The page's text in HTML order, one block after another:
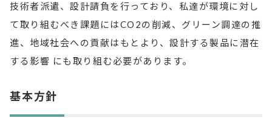
技術者派遣、設計請負を行っており、私達が環境に対し
て取り組むべき課題にはCO2の削減、グリーン調達の推
進、地域社会への貢献はもとより、設計する製品に潜在
する影響 にも取り組む必要があります。
基本方針